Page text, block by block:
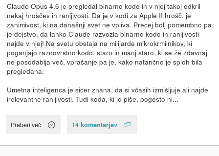
Claude Opus 4.6 je pregledal binarno kodo in v njej takoj odkril
nekaj hroščev in ranljivosti. Da je v kodi za Apple II hrošč, je
zanimivost, ki na današnji svet ne vpliva. Precej bolj pomembno pa
je dejstvo, da lahko Claude razvozla binarno kodo in ranljivosti
najde v njej! Na svetu obstaja na milijarde mikrokrmilnikov, ki
poganjajo raznovrstno kodo, staro in manj staro, ki se že zdavnaj
ne posodablja več, vprašanje pa je, kako natančno je sploh bila
pregledana.
Umetna inteligenca je sicer znana, da si včasih izmišljuje ali najde
irelevantne ranljivosti. Tudi koda, ki jo piše, pogosto ni...
Preberi več 14 komentarjev